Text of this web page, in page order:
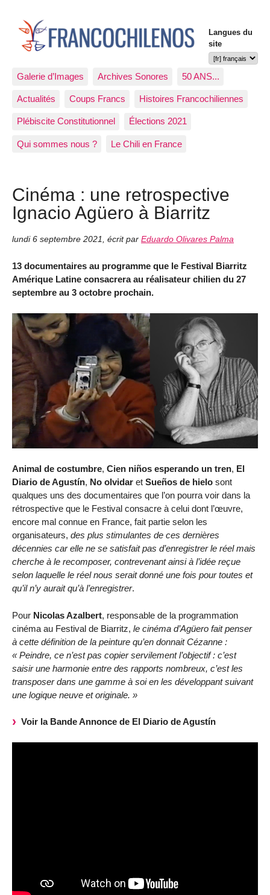
Langues du
site
Galerie d’Images Archives Sonores 50 ANS...
Actualités Coups Francs Histoires Francochiliennes
Plébiscite Constitutionnel Élections 2021
Qui sommes nous ? Le Chili en France
Cinéma : une retrospective
Ignacio Agüero à Biarritz
lundi 6 septembre 2021, écrit par Eduardo Olivares Palma
13 documentaires au programme que le Festival Biarritz
Amérique Latine consacrera au réalisateur chilien du 27
septembre au 3 octobre prochain.
Animal de costumbre, Cien niños esperando un tren, El
Diario de Agustín, No olvidar et Sueños de hielo sont
qualques uns des documentaires que l’on pourra voir dans la
rétrospective que le Festival consacre à celui dont l’œuvre,
encore mal connue en France, fait partie selon les
organisateurs, des plus stimulantes de ces dernières
décennies car elle ne se satisfait pas d’enregistrer le réel mais
cherche à le recomposer, contrevenant ainsi à l’idée reçue
selon laquelle le réel nous serait donné une fois pour toutes et
qu’il n’y aurait qu’à l’enregistrer.
Pour Nicolas Azalbert, responsable de la programmation
cinéma au Festival de Biarritz, le cinéma d’Agüero fait penser
à cette définition de la peinture qu’en donnait Cézanne :
« Peindre, ce n’est pas copier servilement l’objectif : c’est
saisir une harmonie entre des rapports nombreux, c’est les
transposer dans une gamme à soi en les développant suivant
une logique neuve et originale. »
Voir la Bande Annonce de El Diario de Agustín